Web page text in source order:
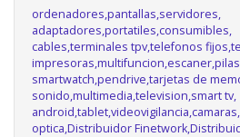
ordenadores,pantallas,servidores,
adaptadores,portatiles,consumibles,
cables,terminales tpv,telefonos
smartwatch,pendrive,tarjetas de
sonido,multimedia,television,smart tv,
optica,Distribuidor